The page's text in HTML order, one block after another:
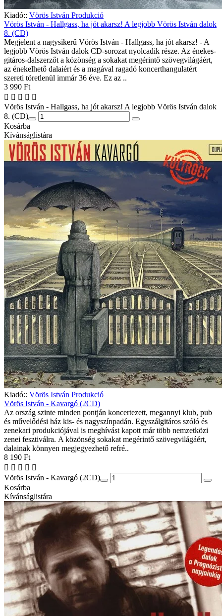
Kiadó:: Vörös István Produkció
Vörös István - Hallgass, ha jót akarsz! A legjobb Vörös István dalok
8. (CD)
Megjelent a nagysikerű Vörös István - Hallgass, ha jót akarsz! - A
legjobb Vörös István dalok CD-sorozat nyolcadik része. Az énekes-
gitáros-dalszerzőt a közönség a sokakat megérintő szövegvilágáért,
az énekelhető dalaiért és a magával ragadó koncerthangulatért
szereti töretlenül immár 36 éve. Ez az ..
3 990 Ft
Vörös István - Hallgass, ha jót akarsz! A legjobb Vörös István dalok
8. (CD)
Kosárba
Kívánságlistára
Kiadó:: Vörös István Produkció
Vörös István - Kavargó (2CD)
Az ország szinte minden pontján koncertezett, megannyi klub, pub
és művelődési ház kis- és nagyszínpadán. Egyszálgitáros szóló és
zenekari produkciójával is meghívást kapott már több nemzetközi
zenei fesztiválra. A közönség sokakat megérintő szövegvilágáért,
dalainak könnyen megjegyezhető refré..
8 190 Ft
Vörös István - Kavargó (2CD)
Kosárba
Kívánságlistára